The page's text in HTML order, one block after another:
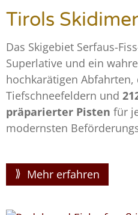
Tirols
Das Skigebiet Serfaus-
Superlative und ein
hochkarätigen Abfahrten,
Tiefschneefeldern und
präparierter Pisten für
modernsten
Mehr erfahren